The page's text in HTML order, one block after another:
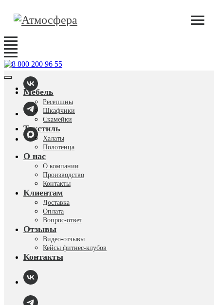
Мебель
Ресепшны
Шкафчики
Скамейки
Текстиль
Халаты
Полотенца
О нас
О компании
Производство
Контакты
Клиентам
Доставка
Оплата
Вопрос-ответ
Отзывы
Видео-отзывы
Кейсы фитнес-клубов
Контакты